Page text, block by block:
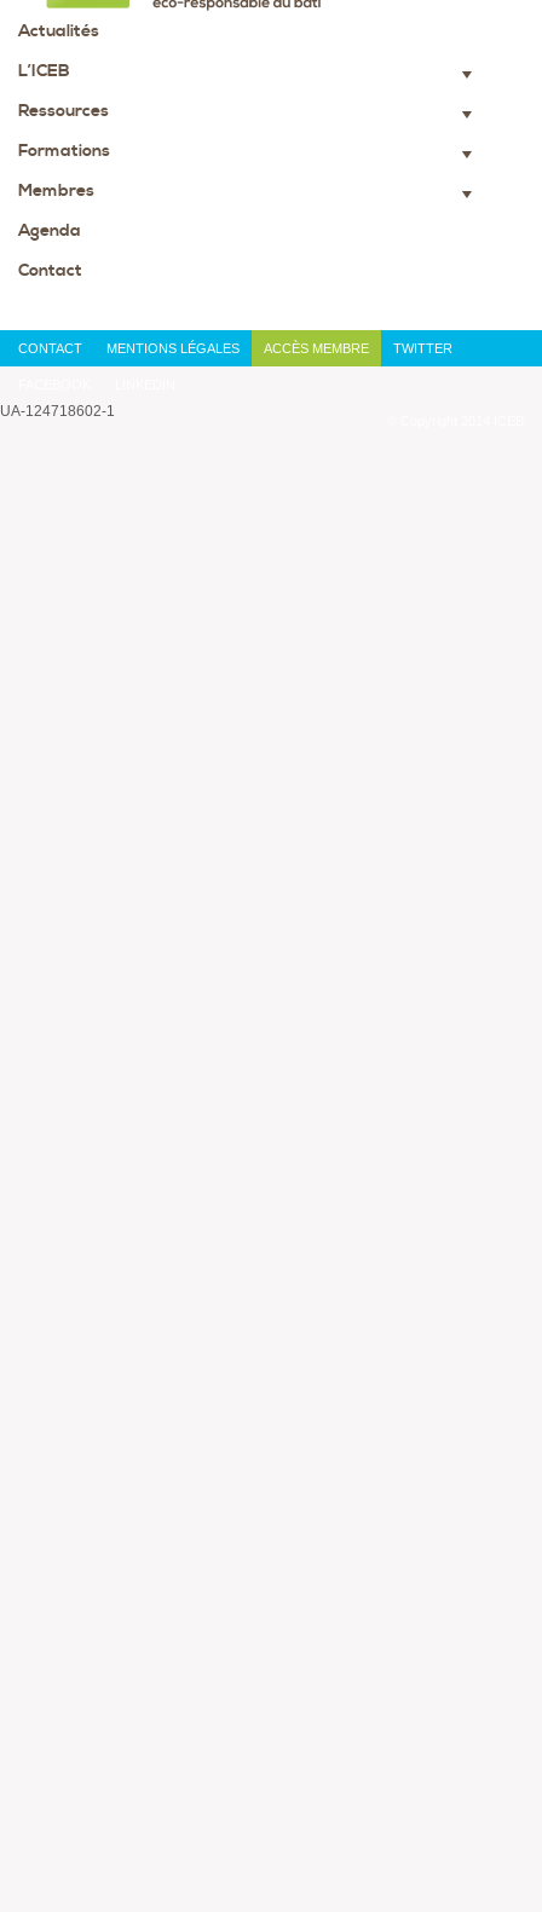
Actualités
L’ICEB
▼
Ressources ▼
Formations ▼
Membres ▼
Agenda
Contact
CONTACT MENTIONS LÉGALES ACCÈS MEMBRE TWITTER
UA-124718602-1